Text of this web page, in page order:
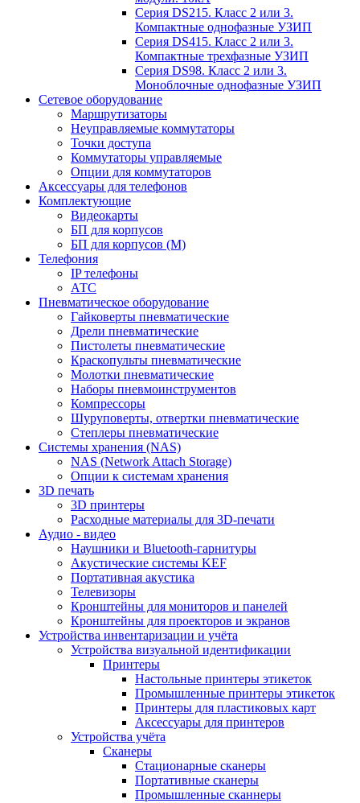
Серия DS215. Класс 2 или 3.
Компактные однофазные УЗИП
Серия DS415. Класс 2 или 3.
Компактные трехфазные УЗИП
Серия DS98. Класс 2 или 3.
Моноблочные однофазные УЗИП
Сетевое оборудование
Маршрутизаторы
Неуправляемые коммутаторы
Точки доступа
Коммутаторы управляемые
Опции для коммутаторов
Аксессуары для телефонов
Комплектующие
Видеокарты
БП для корпусов
БП для корпусов (М)
Телефония
IP телефоны
АТС
Пневматическое оборудование
Гайковерты пневматические
Дрели пневматические
Пистолеты пневматические
Краскопульты пневматические
Молотки пневматические
Наборы пневмоинструментов
Компрессоры
Шуруповерты, отвертки пневматические
Степлеры пневматические
Cистемы хранения (NAS)
NAS (Network Attach Storage)
Опции к системам хранения
3D печать
3D принтеры
Расходные материалы для 3D-печати
Аудио - видео
Наушники и Bluetooth-гарнитуры
Акустические системы KEF
Портативная акустика
Телевизоры
Кронштейны для мониторов и панелей
Кронштейны для проекторов и экранов
Устройства инвентаризации и учёта
Устройства визуальной идентификации
Принтеры
Настольные принтеры этикеток
Промышленные принтеры этикеток
Принтеры для пластиковых карт
Аксессуары для принтеров
Устройства учёта
Сканеры
Стационарные сканеры
Портативные сканеры
Промышленные сканнеры